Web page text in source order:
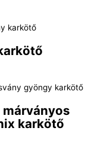
karkötő